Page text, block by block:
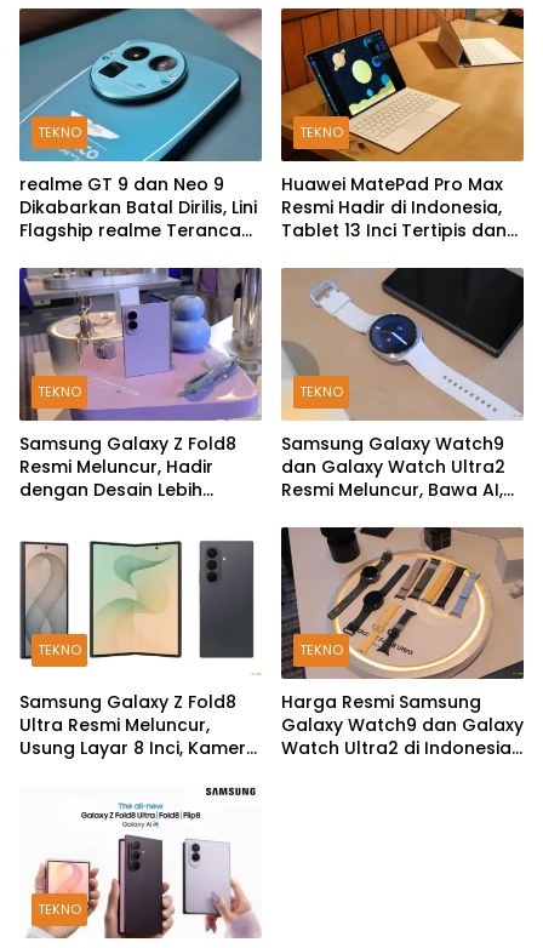
TEKNO
realme GT 9 dan Neo 9
Dikabarkan Batal Dirilis, Lini
Flagship realme Terancam
TEKNO
Huawei MatePad Pro Max
Resmi Hadir di Indonesia,
Tablet 13 Inci Tertipis dan
TEKNO
Samsung Galaxy Z Fold8
Resmi Meluncur, Hadir
dengan Desain Lebih
TEKNO
Samsung Galaxy Watch9
dan Galaxy Watch Ultra2
Resmi Meluncur, Bawa AI,
dan Fitur Kesehatan Baru
TEKNO
Samsung Galaxy Z Fold8
Ultra Resmi Meluncur,
Usung Layar 8 Inci, Kamera
TEKNO
Harga Resmi Samsung
Galaxy Watch9 dan Galaxy
Watch Ultra2 di Indonesia,
TEKNO